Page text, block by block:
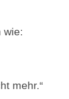
wie:
mehr.“